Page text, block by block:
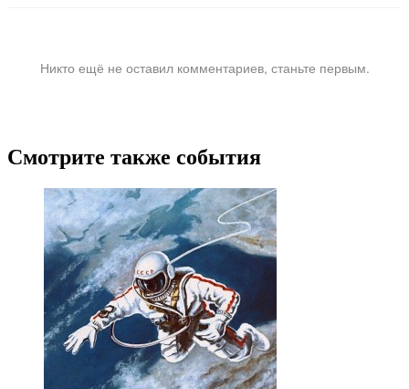
Никто ещё не оставил комментариев, станьте первым.
Смотрите также события